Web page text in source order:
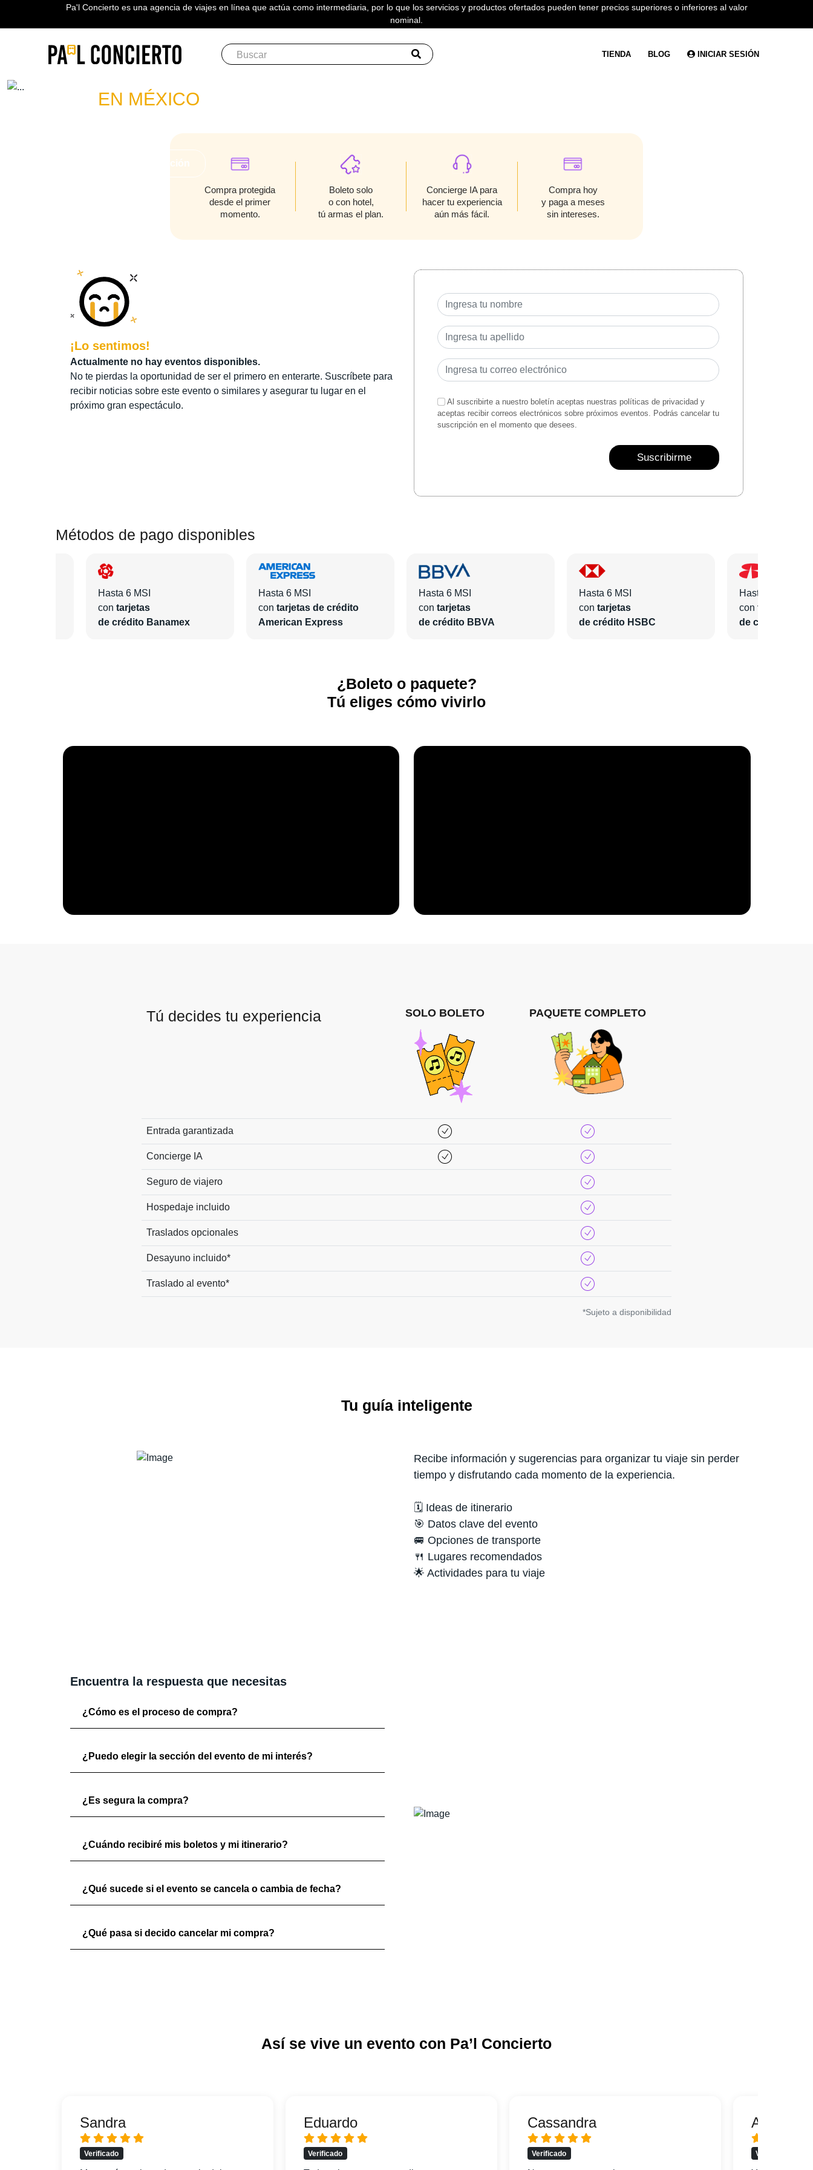
Pa'l Concierto es una agencia de viajes en línea que actúa como intermediaria, por lo que los servicios y productos ofertados pueden tener precios superiores o inferiores al valor
nominal.
TIENDA BLOG INICIAR SESIÓN
Boletos
FOREIGNER
EN MÉXICO
Compra protegida
desde el primer
momento.
Boleto solo
o con hotel,
tú armas el plan.
Concierge IA para
hacer tu experiencia
aún más fácil.
Compra hoy
y paga a meses
sin intereses.
¡Lo sentimos!
Actualmente no hay eventos disponibles.
No te pierdas la oportunidad de ser el primero en enterarte. Suscríbete para
recibir noticias sobre este evento o similares y asegurar tu lugar en el
próximo gran espectáculo.
Al suscribirte a nuestro boletín aceptas nuestras políticas de privacidad y
aceptas recibir correos electrónicos sobre próximos eventos. Podrás cancelar tu
suscripción en el momento que desees.
Suscribirme
Métodos de pago disponibles
Hasta 6 MSI
con tarjetas
de crédito Banamex
Hasta 6 MSI
con tarjetas de crédito
American Express
Hasta 6 MSI
con tarjetas
de crédito BBVA
Hasta 6 MSI
con tarjetas
de crédito HSBC
Hasta 6 MSI
con tarjetas
de crédito
¿Boleto o paquete?
Tú eliges cómo vivirlo
Tú decides tu experiencia SOLO BOLETO PAQUETE COMPLETO
Entrada garantizada
Concierge IA
Seguro de viajero
Hospedaje incluido
Traslados opcionales
Desayuno incluido*
Traslado al evento*
*Sujeto a disponibilidad
Tu guía inteligente
Recibe información y sugerencias para organizar tu viaje sin perder
tiempo y disfrutando cada momento de la experiencia.
🗓️ Ideas de itinerario
🎯 Datos clave del evento
🚐 Opciones de transporte
🍴 Lugares recomendados
🌟 Actividades para tu viaje
Encuentra la respuesta que necesitas
¿Cómo es el proceso de compra?
¿Puedo elegir la sección del evento de mi interés?
¿Es segura la compra?
¿Cuándo recibiré mis boletos y mi itinerario?
¿Qué sucede si el evento se cancela o cambia de fecha?
¿Qué pasa si decido cancelar mi compra?
Así se vive un evento con Pa’l Concierto
Sandra
Verificado
Eduardo
Verificado
Cassandra
Verificado
Alfredo
Verificado